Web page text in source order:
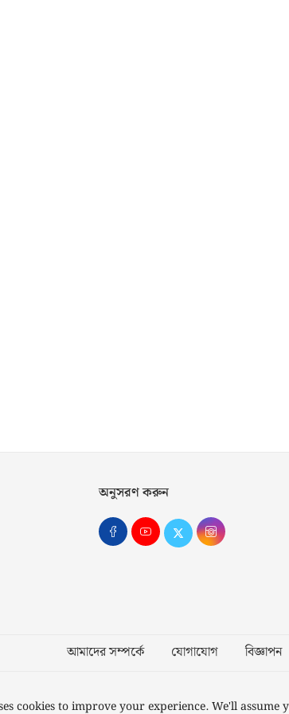
অনুসরণ করুন
আমাদের সম্পর্কে যোগাযোগ বিজ্ঞাপন
cookies to improve your experience. We'll